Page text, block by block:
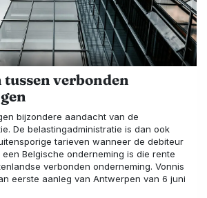
tussen verbonden
bijzondere aandacht van de
De belastingadministratie is dan ook
tarieven wanneer de debiteur
Belgische onderneming is die rente
verbonden onderneming. Vonnis
eerste aanleg van Antwerpen van 6 juni